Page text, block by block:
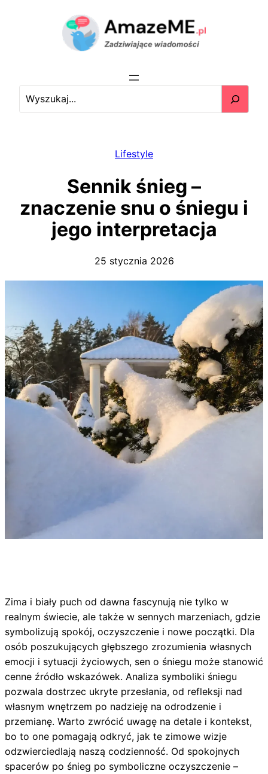
Lifestyle
Sennik śnieg –
znaczenie snu o śniegu i
jego interpretacja
25 stycznia 2026
Zima i biały puch od dawna fascynują nie tylko w
realnym świecie, ale także w sennych marzeniach, gdzie
symbolizują spokój, oczyszczenie i nowe początki. Dla
osób poszukujących głębszego zrozumienia własnych
emocji i sytuacji życiowych, sen o śniegu może stanowić
cenne źródło wskazówek. Analiza symboliki śniegu
pozwala dostrzec ukryte przesłania, od refleksji nad
własnym wnętrzem po nadzieję na odrodzenie i
przemianę. Warto zwrócić uwagę na detale i kontekst,
bo to one pomagają odkryć, jak te zimowe wizje
odzwierciedlają naszą codzienność. Od spokojnych
spacerów po śnieg po symboliczne oczyszczenie –